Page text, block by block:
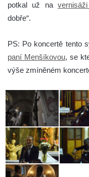
potkal už na
dobře“.
PS: Po koncertě tento
paní Menšíkovou, se
výše zmíněném